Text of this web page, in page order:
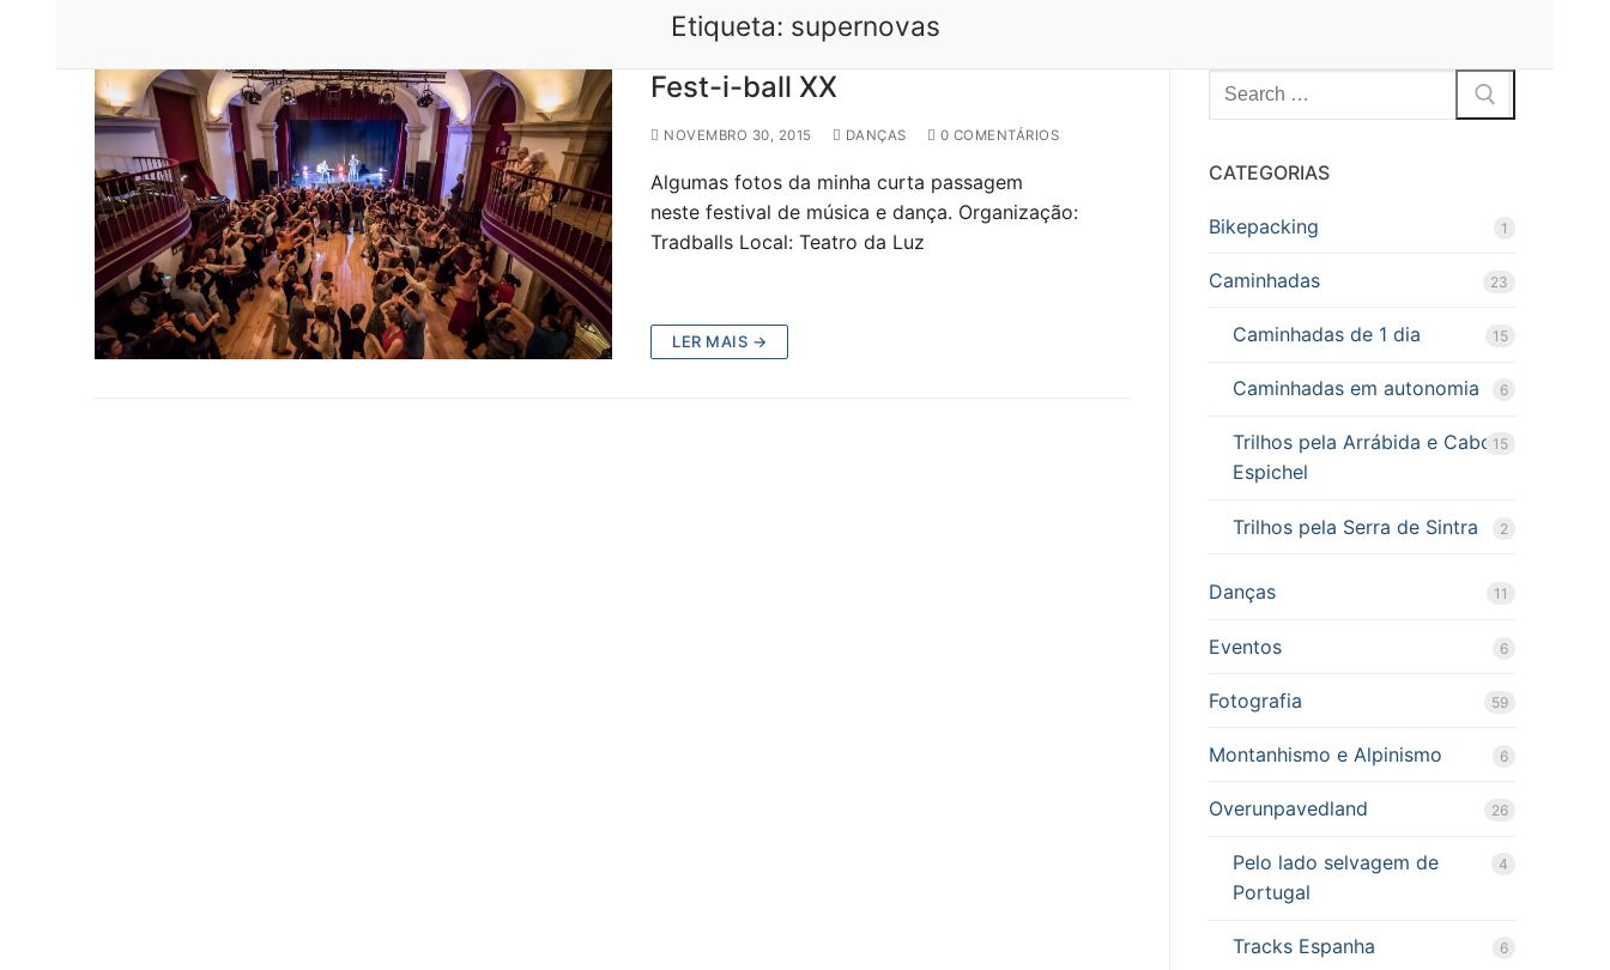
Etiqueta: supernovas
Fest-i-ball XX
NOVEMBRO 30, 2015 DANÇAS 0 COMENTÁRIOS
Algumas fotos da minha curta passagem
neste festival de música e dança. Organização:
Tradballs Local: Teatro da Luz
LER MAIS →
Pesquisar
por:
CATEGORIAS
Bikepacking 1
Caminhadas 23
Caminhadas de 1 dia 15
Caminhadas em autonomia 6
Trilhos pela Arrábida e Cabo
Espichel
15
Trilhos pela Serra de Sintra 2
Danças 11
Eventos 6
Fotografia 59
Montanhismo e Alpinismo 6
Overunpavedland 26
Pelo lado selvagem de
Portugal
4
Tracks Espanha 6